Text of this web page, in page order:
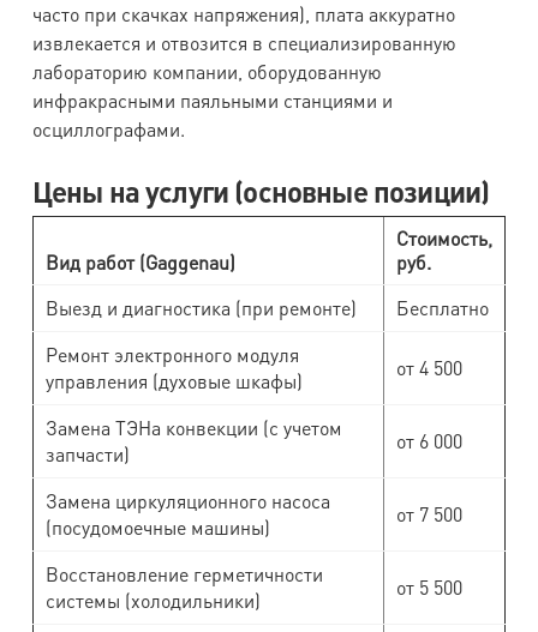
часто при скачках напряжения), плата аккуратно
извлекается и отвозится в специализированную
лабораторию компании, оборудованную
инфракрасными паяльными станциями и
осциллографами.
Цены на услуги (основные позиции)
Вид работ (Gaggenau)
Стоимость,
руб.
Выезд и диагностика (при ремонте)
Бесплатно
Ремонт электронного модуля
управления (духовые шкафы)
от 4 500
Замена ТЭНа конвекции (с учетом
запчасти)
от 6 000
Замена циркуляционного насоса
(посудомоечные машины)
от 7 500
Восстановление герметичности
системы (холодильники)
от 5 500